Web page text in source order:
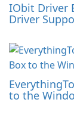
IObit Driver
Driver
to the